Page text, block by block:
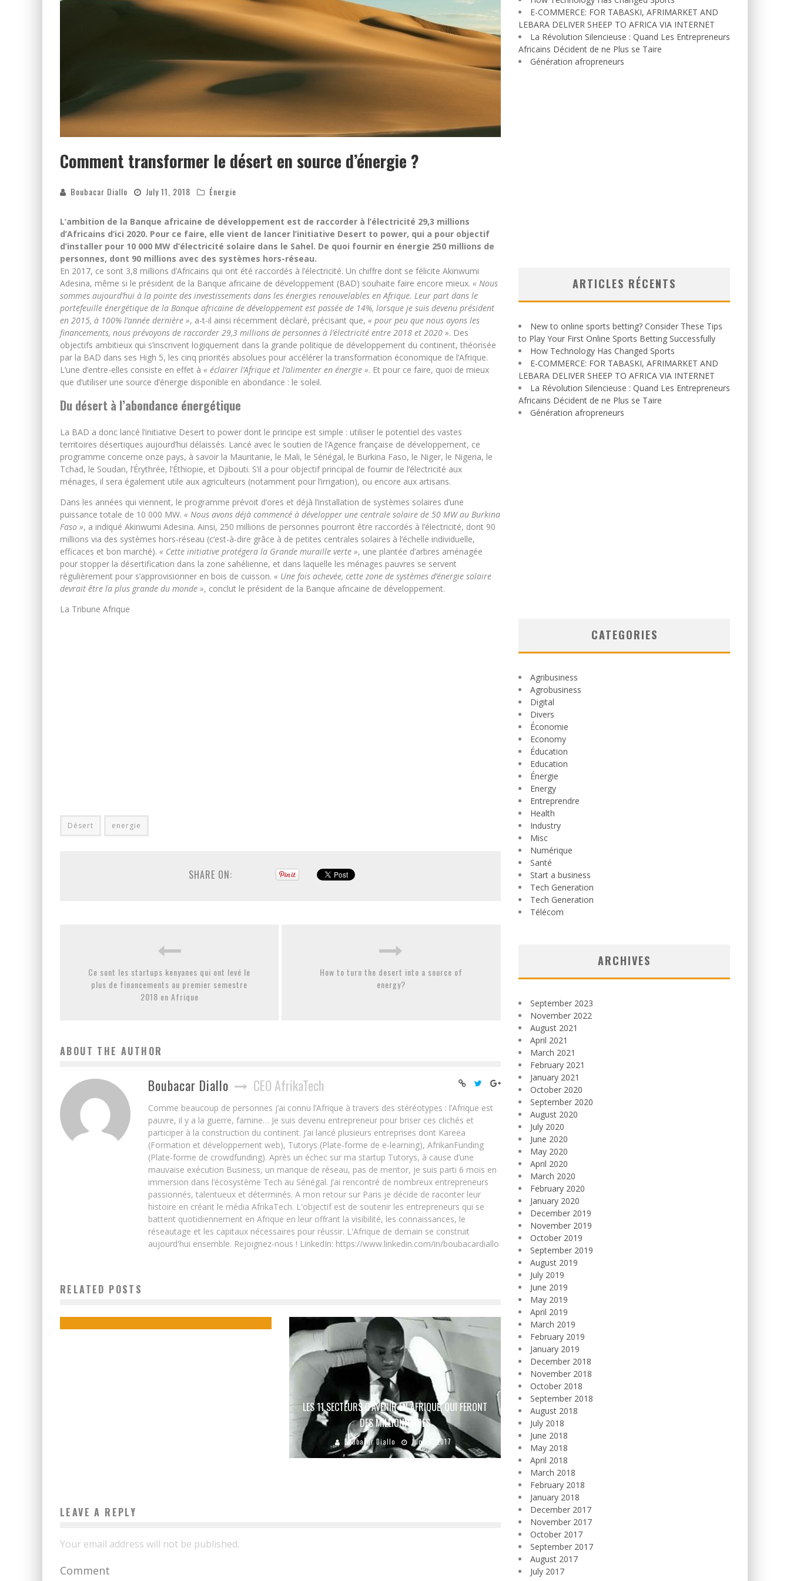
Comment transformer le désert en source d’énergie ?
Boubacar Diallo July 11, 2018 Énergie
L’ambition de la Banque africaine de développement est de raccorder à l’électricité 29,3 millions
d’Africains d’ici 2020. Pour ce faire, elle vient de lancer l’initiative Desert to power, qui a pour objectif
d’installer pour 10 000 MW d’électricité solaire dans le Sahel. De quoi fournir en énergie 250 millions de
personnes, dont 90 millions avec des systèmes hors-réseau.
En 2017, ce sont 3,8 millions d’Africains qui ont été raccordés à l’électricité. Un chiffre dont se félicite Akinwumi
Adesina, même si le président de la Banque africaine de développement (BAD) souhaite faire encore mieux. « Nous
sommes aujourd’hui à la pointe des investissements dans les énergies renouvelables en Afrique. Leur part dans le
portefeuille énergétique de la Banque africaine de développement est passée de 14%, lorsque je suis devenu président
en 2015, à 100% l’année dernière », a-t-il ainsi récemment déclaré, précisant que, « pour peu que nous ayons les
financements, nous prévoyons de raccorder 29,3 millions de personnes à l’électricité entre 2018 et 2020 ». Des
objectifs ambitieux qui s’inscrivent logiquement dans la grande politique de développement du continent, théorisée
par la BAD dans ses High 5, les cinq priorités absolues pour accélérer la transformation économique de l’Afrique.
L’une d’entre-elles consiste en effet à « éclairer l’Afrique et l’alimenter en énergie ». Et pour ce faire, quoi de mieux
que d’utiliser une source d’énergie disponible en abondance : le soleil.
Du désert à l’abondance énergétique
La BAD a donc lancé l’initiative Desert to power dont le principe est simple : utiliser le potentiel des vastes
territoires désertiques aujourd’hui délaissés. Lancé avec le soutien de l’Agence française de développement, ce
programme concerne onze pays, à savoir la Mauritanie, le Mali, le Sénégal, le Burkina Faso, le Niger, le Nigeria, le
Tchad, le Soudan, l’Érythrée, l’Éthiopie, et Djibouti. S’il a pour objectif principal de fournir de l’électricité aux
ménages, il sera également utile aux agriculteurs (notamment pour l’irrigation), ou encore aux artisans.
Dans les années qui viennent, le programme prévoit d’ores et déjà l’installation de systèmes solaires d’une
puissance totale de 10 000 MW. « Nous avons déjà commencé à développer une centrale solaire de 50 MW au Burkina
Faso », a indiqué Akinwumi Adesina. Ainsi, 250 millions de personnes pourront être raccordés à l’électricité, dont 90
millions via des systèmes hors-réseau (c’est-à-dire grâce à de petites centrales solaires à l’échelle individuelle,
efficaces et bon marché). « Cette initiative protégera la Grande muraille verte », une plantée d’arbres aménagée
pour stopper la désertification dans la zone sahélienne, et dans laquelle les ménages pauvres se servent
régulièrement pour s’approvisionner en bois de cuisson. « Une fois achevée, cette zone de systèmes d’énergie solaire
devrait être la plus grande du monde », conclut le président de la Banque africaine de développement.
La Tribune Afrique
Désert energie
SHARE ON:
Ce sont les startups kenyanes qui ont levé le
plus de financements au premier semestre
2018 en Afrique
How to turn the desert into a source of
energy?
ABOUT THE AUTHOR
Boubacar Diallo CEO AfrikaTech
Comme beaucoup de personnes j’ai connu l’Afrique à travers des stéréotypes : l’Afrique est
pauvre, il y a la guerre, famine… Je suis devenu entrepreneur pour briser ces clichés et
participer à la construction du continent. J’ai lancé plusieurs entreprises dont Kareea
(Formation et développement web), Tutorys (Plate-forme de e-learning), AfrikanFunding
(Plate-forme de crowdfunding). Après un échec sur ma startup Tutorys, à cause d’une
mauvaise exécution Business, un manque de réseau, pas de mentor, je suis parti 6 mois en
immersion dans l’écosystème Tech au Sénégal. J’ai rencontré de nombreux entrepreneurs
passionnés, talentueux et déterminés. A mon retour sur Paris je décide de raconter leur
histoire en créant le média AfrikaTech. L'objectif est de soutenir les entrepreneurs qui se
battent quotidiennement en Afrique en leur offrant la visibilité, les connaissances, le
réseautage et les capitaux nécessaires pour réussir. L'Afrique de demain se construit
aujourd'hui ensemble. Rejoignez-nous ! LinkedIn: https://www.linkedin.com/in/boubacardiallo
RELATED POSTS
LES 11 SECTEURS D’AVENIR EN AFRIQUE, QUI FERONT
DES MILLIONNAIRES
Boubacar Diallo June 4, 2017
LEAVE A REPLY
Your email address will not be published.
Comment
E-COMMERCE: FOR TABASKI, AFRIMARKET AND
LEBARA DELIVER SHEEP TO AFRICA VIA INTERNET
La Révolution Silencieuse : Quand Les Entrepreneurs
Africains Décident de ne Plus se Taire
Génération afropreneurs
ARTICLES RÉCENTS
New to online sports betting? Consider These Tips
to Play Your First Online Sports Betting Successfully
How Technology Has Changed Sports
E-COMMERCE: FOR TABASKI, AFRIMARKET AND
LEBARA DELIVER SHEEP TO AFRICA VIA INTERNET
La Révolution Silencieuse : Quand Les Entrepreneurs
Africains Décident de ne Plus se Taire
Génération afropreneurs
CATEGORIES
Agribusiness
Agrobusiness
Digital
Divers
Économie
Economy
Éducation
Education
Énergie
Energy
Entreprendre
Health
Industry
Misc
Numérique
Santé
Start a business
Tech Generation
Tech Generation
Télécom
ARCHIVES
September 2023
November 2022
August 2021
April 2021
March 2021
February 2021
January 2021
October 2020
September 2020
August 2020
July 2020
June 2020
May 2020
April 2020
March 2020
February 2020
January 2020
December 2019
November 2019
October 2019
September 2019
August 2019
July 2019
June 2019
May 2019
April 2019
March 2019
February 2019
January 2019
December 2018
November 2018
October 2018
September 2018
August 2018
July 2018
June 2018
May 2018
April 2018
March 2018
February 2018
January 2018
December 2017
November 2017
October 2017
September 2017
August 2017
July 2017